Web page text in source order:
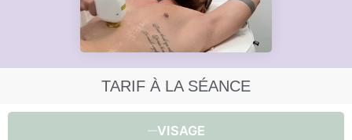
TARIF À LA SÉANCE
VISAGE